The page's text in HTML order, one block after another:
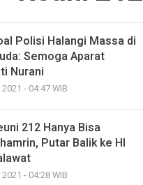
Polisi Halangi Massa di
Semoga Aparat
Nurani
- 04:47 WIB
212 Hanya Bisa
Putar Balik ke HI
- 04:28 WIB